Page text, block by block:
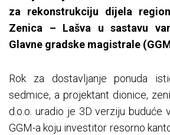
za rekonstrukciju dijela
Zenica – Lašva u sastavu
Glavne gradske magistrale
Rok za dostavljanje ponuda
sedmice, a projektant dionice,
d.o.o. uradio je 3D verziju buduće
GGM-a koju investitor resorno